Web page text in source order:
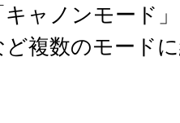
ャノンモード
複数のモード